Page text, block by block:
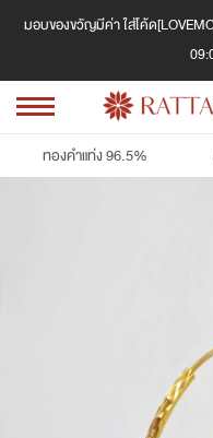
มอบของขวัญมีค่า ใส่โค้ด
ทองคำแท่ง 96.5%